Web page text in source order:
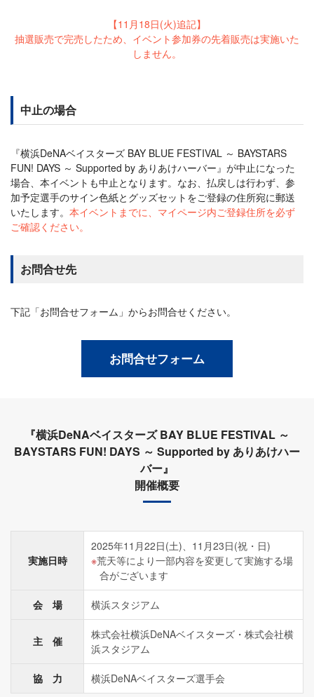
【11月18日(火)追記】
抽選販売で完売したため、イベント参加券の先着販売は実施いた
しません。
中止の場合
『横浜DeNAベイスターズ BAY BLUE FESTIVAL ～ BAYSTARS
FUN! DAYS ～ Supported by ありあけハーバー』が中止になった
場合、本イベントも中止となります。なお、払戻しは行わず、参
加予定選手のサイン色紙とグッズセットをご登録の住所宛に郵送
いたします。 本イベントまでに、マイページ内ご登録住所を必ず
ご確認ください。
お問合せ先
下記「お問合せフォーム」からお問合せください。
お問合せフォーム
『横浜DeNAベイスターズ BAY BLUE FESTIVAL ～
BAYSTARS FUN! DAYS ～ Supported by ありあけハー
バー』
開催概要
実施日時
2025年11月22日(土)、11月23日(祝・日)
荒天等により一部内容を変更して実施する場
合がございます
会 場 横浜スタジアム
主 催
株式会社横浜DeNAベイスターズ・株式会社横
浜スタジアム
協 力 横浜DeNAベイスターズ選手会